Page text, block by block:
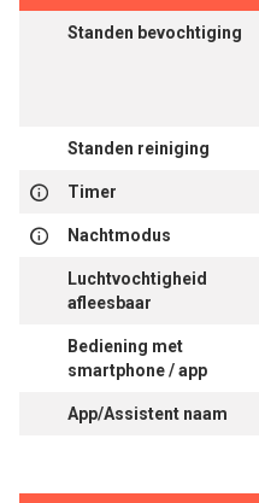
Standen bevochtiging
Standen reiniging
Timer
Nachtmodus
Luchtvochtigheid
afleesbaar
Bediening met
smartphone / app
App/Assistent naam